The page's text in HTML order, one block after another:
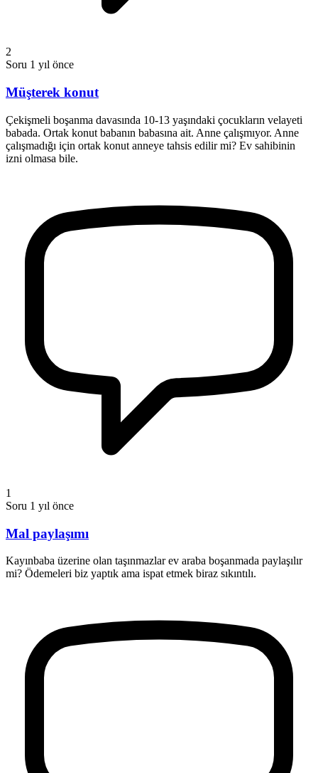
2
Soru 1 yıl önce
Müşterek konut
Çekişmeli boşanma davasında 10-13 yaşındaki çocukların velayeti
babada. Ortak konut babanın babasına ait. Anne çalışmıyor. Anne
çalışmadığı için ortak konut anneye tahsis edilir mi? Ev sahibinin
izni olmasa bile.
1
Soru 1 yıl önce
Mal paylaşımı
Kayınbaba üzerine olan taşınmazlar ev araba boşanmada paylaşılır
mi? Ödemeleri biz yaptık ama ispat etmek biraz sıkıntılı.